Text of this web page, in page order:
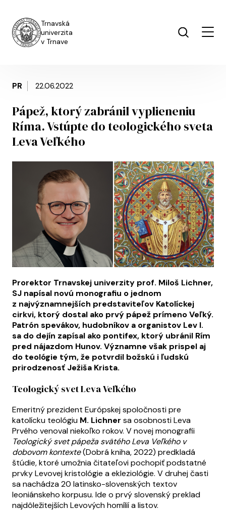
Trnavská
univerzita
v Trnave
PR 22.06.2022
Pápež, ktorý zabránil vyplieneniu
Ríma. Vstúpte do teologického sveta
Leva Veľkého
Prorektor Trnavskej univerzity prof. Miloš Lichner,
SJ napísal novú monografiu o jednom
z najvýznamnejších predstaviteľov Katolíckej
cirkvi, ktorý dostal ako prvý pápež prímeno Veľký.
Patrón spevákov, hudobníkov a organistov Lev I.
sa do dejín zapísal ako pontifex, ktorý ubránil Rím
pred nájazdom Hunov. Významne však prispel aj
do teológie tým, že potvrdil božskú i ľudskú
prirodzenosť Ježiša Krista.
Teologický svet Leva Veľkého
Emeritný prezident Európskej spoločnosti pre
katolícku teológiu M. Lichner sa osobnosti Leva
Prvého venoval niekoľko rokov. V novej monografii
Teologický svet pápeža svätého Leva Veľkého v
dobovom kontexte(Dobrá kniha, 2022) predkladá
štúdie, ktoré umožnia čitateľovi pochopiť podstatné
prvky Levovej kristológie a ekleziológie. V druhej časti
sa nachádza 20 latinsko-slovenských textov
leoniánskeho korpusu. Ide o prvý slovenský preklad
najdôležitejších Levových homílií a listov.